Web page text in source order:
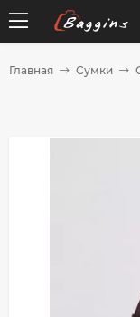
Главная Сумки
без
График